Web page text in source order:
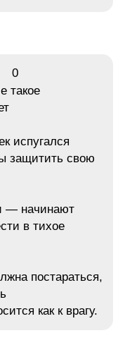
0
такое
испугался
защитить свою
— начинают
в тихое
постараться,
как к врагу.